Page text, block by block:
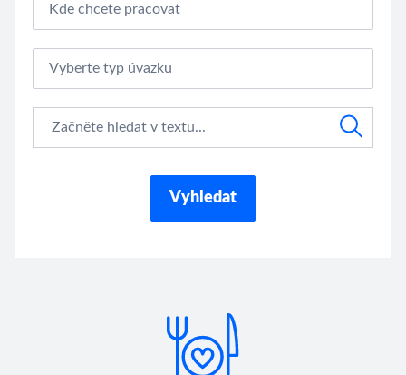
Kde chcete pracovat
Vyberte typ úvazku
Vyhledat